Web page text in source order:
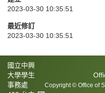
2023-03-30 10:35:51
最近修訂
2023-03-30 10:35:51
Copyright © Office of
國立中興
大學學生
事務處